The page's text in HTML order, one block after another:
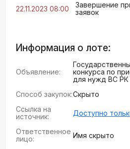
22.11.2023 08:00
Завершение
заявок
Информация о лоте:
Объявление:
конкурса по
для нужд ВС РК
Способ закупок:Скрыто
Ссылка на
источник:
Доступно
Ответственное
лицо:
Имя скрыто